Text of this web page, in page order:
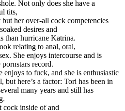
Not only does she have a
tits,
but her over-all cock competencies
desires and
than hurricane Katrina.
relating to anal, oral,
She enjoys intercourse and is
record.
enjoys to fuck, and she is enthusiastic
but here’s a factor: Tori has been in
many years and still has
cock inside of and